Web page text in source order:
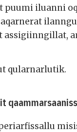
puumi iluanni
qularnarlutik.